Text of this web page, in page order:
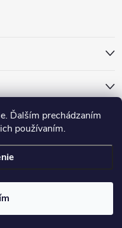
Ďalším prechádzaním
používaním.
CapitalSystem.eu
práva vyhradené.